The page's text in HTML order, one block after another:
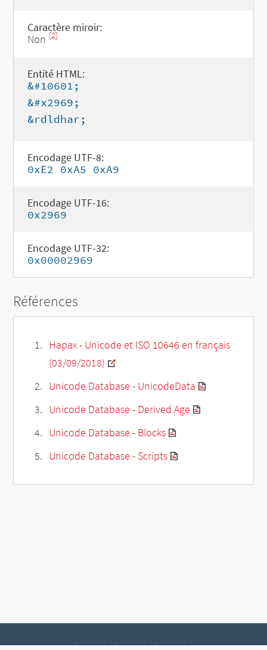
Caractère miroir:
Non [2]
Entité HTML:
&#10601;
&#x2969;
&rdldhar;
Encodage UTF-8:
0xE2 0xA5 0xA9
Encodage UTF-16:
0x2969
Encodage UTF-32:
0x00002969
Références
Hapax - Unicode et ISO 10646 en français
(03/09/2018)
Unicode Database - UnicodeData
Unicode Database - Derived Age
Unicode Database - Blocks
Unicode Database - Scripts